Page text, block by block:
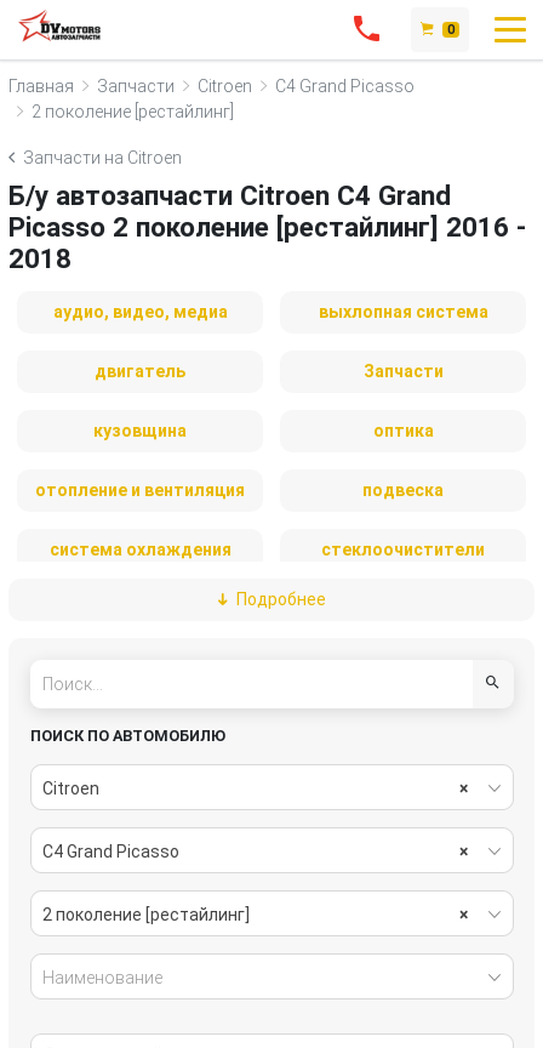
0
Главная Запчасти Citroen
C4 Grand Picasso
2 поколение [рестайлинг]
Запчасти на Citroen
Б/у автозапчасти Citroen C4 Grand
Picasso 2 поколение [рестайлинг] 2016 -
2018
аудио, видео, медиа выхлопная система
двигатель Запчасти
кузовщина оптика
отопление и вентиляция подвеска
система охлаждения стеклоочистители
тормозная система Подробнее
ПОИСК ПО АВТОМОБИЛЮ
×
Citroen
×
C4 Grand Picasso
×
2 поколение [рестайлинг]
Наименование